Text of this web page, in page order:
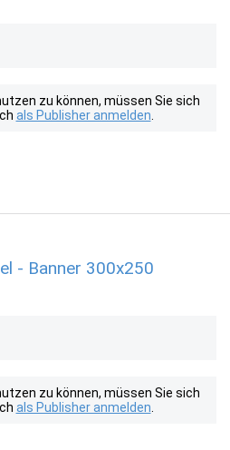
zu können, müssen Sie sich
als Publisher anmelden
- Banner 300x250
zu können, müssen Sie sich
als Publisher anmelden